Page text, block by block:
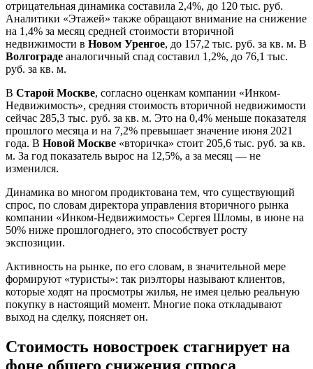
отрицательная динамика составила 2,4%, до 120 тыс. руб.
Аналитики «Этажей» также обращают внимание на снижение
на 1,4% за месяц средней стоимости вторичной
недвижимости в Новом Уренгое, до 157,2 тыс. руб. за кв. м. В
Волгограде аналогичный спад составил 1,2%, до 76,1 тыс.
руб. за кв. м.
В Старой Москве, согласно оценкам компании «Инком-
Недвижимость», средняя стоимость вторичной недвижимости
сейчас 285,3 тыс. руб. за кв. м. Это на 0,4% меньше показателя
прошлого месяца и на 7,2% превышает значение июня 2021
года. В Новой Москве «вторичка» стоит 205,6 тыс. руб. за кв.
м. За год показатель вырос на 12,5%, а за месяц — не
изменился.
Динамика во многом продиктована тем, что существующий
спрос, по словам директора управления вторичного рынка
компании «Инком-Недвижимость» Сергея Шломы, в июне на
50% ниже прошлогоднего, это способствует росту
экспозиции.
Активность на рынке, по его словам, в значительной мере
формируют «туристы»: так риэлторы называют клиентов,
которые ходят на просмотры жилья, не имея целью реальную
покупку в настоящий момент. Многие пока откладывают
выход на сделку, поясняет он.
Стоимость новостроек стагнирует на
фоне общего снижения спроса